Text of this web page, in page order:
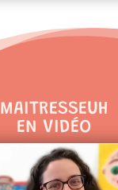
MAITRESSEUH
EN VIDÉO